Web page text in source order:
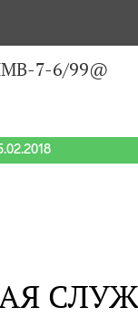
7-6/99@